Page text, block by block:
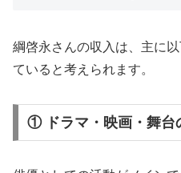
綱啓永さんの収入は、主に
ていると考えられます。
① ドラマ・映画・舞台